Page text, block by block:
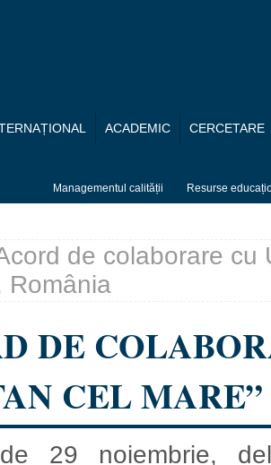
ACADEMIC CERCETARE
Managementul calității Resurse
de colaborare cu
România
DE
CEL
29 noiembrie,